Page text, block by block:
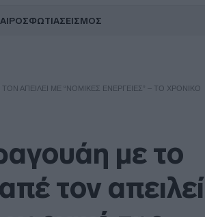
ΦΩΤΙΑΣΕΙΣΜΟΣ
ΑΠΕΙΛΕΊ ΜΕ “ΝΟΜΙΚΈΣ ΕΝΈΡΓΕΙΕΣ” – ΤΟ ΧΡΟΝΙΚΌ
με το
τον απειλεί